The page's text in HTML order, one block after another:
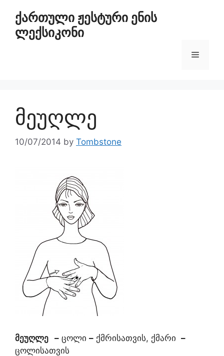
ქართული ჟესტური ენის
ლექსიკონი
მეუღლე
10/07/2014 by Tombstone
მეუღლე – ცოლი – ქმრისათვის, ქმარი –
ცოლისათვის